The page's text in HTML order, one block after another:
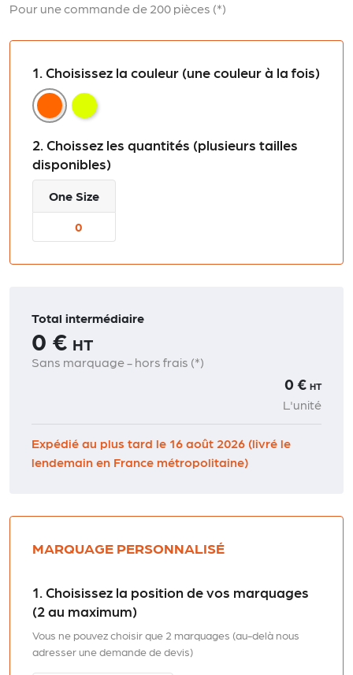
Pour une commande de 200 pièces (*)
1. Choisissez la couleur (une couleur à la fois)
Fluorescent Orange
Fluorescent Yellow
2. Choissez les quantités (plusieurs tailles
disponibles)
One Size
Total intermédiaire
0 € HT
Sans marquage - hors frais (*)
0 € HT
L'unité
Expédié au plus tard le 16 août 2026 (livré le
lendemain en France métropolitaine)
MARQUAGE PERSONNALISÉ
1. Choisissez la position de vos marquages
(2 au maximum)
Vous ne pouvez choisir que 2 marquages (au-delà nous
adresser une demande de devis)